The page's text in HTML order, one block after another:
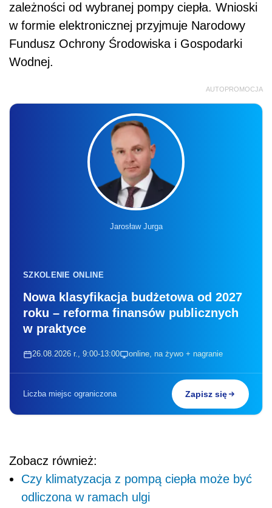
zależności od wybranej pompy ciepła. Wnioski
w formie elektronicznej przyjmuje Narodowy
Fundusz Ochrony Środowiska i Gospodarki
Wodnej.
AUTOPROMOCJA
Jarosław Jurga
SZKOLENIE ONLINE
Nowa klasyfikacja budżetowa od 2027
roku – reforma finansów publicznych
w praktyce
26.08.2026 r., 9:00-13:00 online, na żywo + nagranie
Liczba miejsc ograniczona Zapisz się
Zobacz również:
Czy klimatyzacja z pompą ciepła może być
odliczona w ramach ulgi